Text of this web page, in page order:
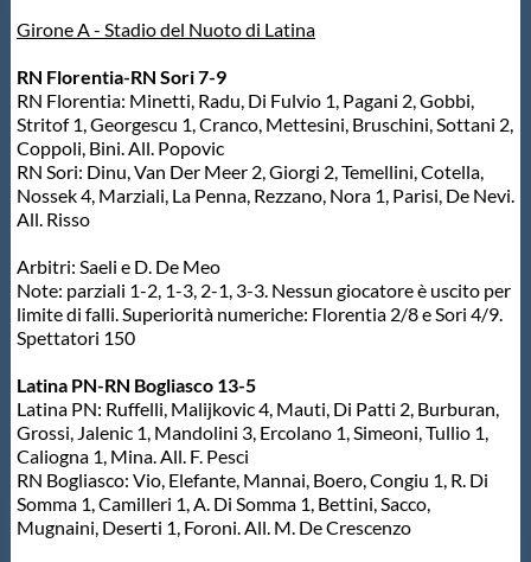
Archivio News
Flash News
Galleria fotografica
Videogallery
Intranet
Webmail
Contatti
Mappa del sito
Girone A - Stadio del Nuoto di Latina
RN Florentia-RN Sori 7-9
RN Florentia: Minetti, Radu, Di Fulvio 1, Pagani 2, Gobbi,
Stritof 1, Georgescu 1, Cranco, Mettesini, Bruschini, Sottani 2,
Coppoli, Bini. All. Popovic
RN Sori: Dinu, Van Der Meer 2, Giorgi 2, Temellini, Cotella,
Nossek 4, Marziali, La Penna, Rezzano, Nora 1, Parisi, De Nevi.
All. Risso
Arbitri: Saeli e D. De Meo
Note: parziali 1-2, 1-3, 2-1, 3-3. Nessun giocatore è uscito per
limite di falli. Superiorità numeriche: Florentia 2/8 e Sori 4/9.
Spettatori 150
Latina PN-RN Bogliasco 13-5
Latina PN: Ruffelli, Malijkovic 4, Mauti, Di Patti 2, Burburan,
Grossi, Jalenic 1, Mandolini 3, Ercolano 1, Simeoni, Tullio 1,
Caliogna 1, Mina. All. F. Pesci
RN Bogliasco: Vio, Elefante, Mannai, Boero, Congiu 1, R. Di
Somma 1, Camilleri 1, A. Di Somma 1, Bettini, Sacco,
Mugnaini, Deserti 1, Foroni. All. M. De Crescenzo